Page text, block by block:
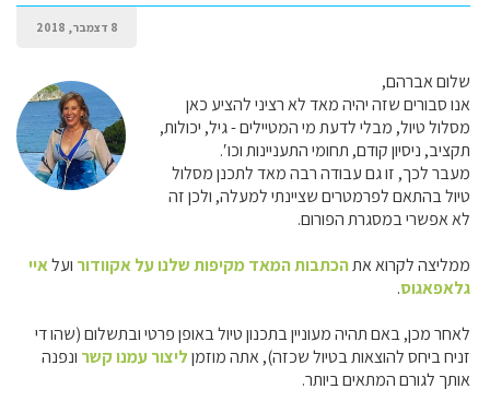
8 דצמבר, 2018
שלום אברהם,
אנו סבורים שזה יהיה מאד לא רציני להציע כאן
מסלול טיול, מבלי לדעת מי המטיילים - גיל, יכולות,
תקציב, ניסיון קודם, תחומי התעניינות וכו′.
מעבר לכך, זו גם עבודה רבה מאד לתכנן מסלול
טיול בהתאם לפרמטרים שציינתי למעלה, ולכן זה
לא אפשרי במסגרת הפורום.
ממליצה לקרוא אתהכתבות המאד מקיפות שלנו על אקוודור ועלאיי
גלאפאגוס.
לאחר מכן, באם תהיה מעוניין בתכנון טיול באופן פרטי ובתשלום (שהו די
זניח ביחס להוצאות בטיול שכזה), אתה מוזמןליצור עמנו קשר ונפנה
אותך לגורם המתאים ביותר.